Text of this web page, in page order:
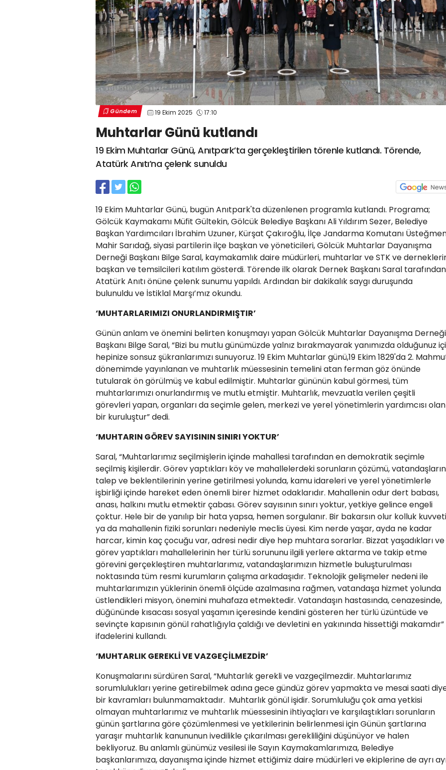
Gündem 19 Ekim 2025 17:10
Muhtarlar Günü kutlandı
19 Ekim Muhtarlar Günü, Anıtpark’ta gerçekleştirilen törenle kutlandı. Törende,
Atatürk Anıtı’na çelenk sunuldu
19 Ekim Muhtarlar Günü, bugün Anıtpark'ta düzenlenen programla kutlandı. Programa;
Gölcük Kaymakamı Müfit Gültekin, Gölcük Belediye Başkanı Ali Yıldırım Sezer, Belediye
Başkan Yardımcıları İbrahim Uzuner, Kürşat Çakıroğlu, İlçe Jandarma Komutanı
Mahir Sarıdağ, siyasi partilerin ilçe başkan ve yöneticileri, Gölcük Muhtarlar Dayanışma
Derneği Başkanı Bilge Saral, kaymakamlık daire müdürleri, muhtarlar ve STK ve
başkan ve temsilcileri katılım gösterdi. Törende ilk olarak Dernek Başkanı Saral tarafından
Atatürk Anıtı önüne çelenk sunumu yapıldı. Ardından bir dakikalık saygı duruşunda
bulunuldu ve İstiklal Marşı’mız okundu.
‘MUHTARLARIMIZI ONURLANDIRMIŞTIR’
Günün anlam ve önemini belirten konuşmayı yapan Gölcük Muhtarlar Dayanışma Derneği
Başkanı Bilge Saral, “Bizi bu mutlu günümüzde yalnız bırakmayarak yanımızda olduğunuz
hepinize sonsuz şükranlarımızı sunuyoruz. 19 Ekim Muhtarlar günü,19 Ekim 1829'da 2.
dönemimde yayınlanan ve muhtarlık müessesinin temelini atan ferman göz önünde
tutularak ön görülmüş ve kabul edilmiştir. Muhtarlar gününün kabul görmesi, tüm
muhtarlarımızı onurlandırmış ve mutlu etmiştir. Muhtarlık, mevzuatla verilen çeşitli
görevleri yapan, organları da seçimle gelen, merkezi ve yerel yönetimlerin yardımcısı olan
bir kuruluştur” dedi.
‘MUHTARIN GÖREV SAYISININ SINIRI YOKTUR’
Saral, “Muhtarlarımız seçilmişlerin içinde mahallesi tarafından en demokratik seçimle
seçilmiş kişilerdir. Görev yaptıkları köy ve mahallelerdeki sorunların çözümü, vatandaşların
talep ve beklentilerinin yerine getirilmesi yolunda, kamu idareleri ve yerel yönetimlerle
işbirliği içinde hareket eden önemli birer hizmet odaklarıdır. Mahallenin odur dert babası,
anası, halkını mutlu etmektir çabası. Görev sayısının sınırı yoktur, yetkiye gelince engeli
çoktur. Hele bir de yanılıp bir hata yapsa, hemen sorgulanır. Bir bakarsın olur kolluk
ya da mahallenin fiziki sorunları nedeniyle meclis üyesi. Kim nerde yaşar, ayda ne kadar
harcar, kimin kaç çocuğu var, adresi nedir diye hep muhtara sorarlar. Bizzat yaşadıkları ve
görev yaptıkları mahallelerinin her türlü sorununu ilgili yerlere aktarma ve takip etme
görevini gerçekleştiren muhtarlarımız, vatandaşlarımızın hizmetle buluşturulması
noktasında tüm resmi kurumların çalışma arkadaşıdır. Teknolojik gelişmeler nedeni ile
muhtarlarımızın yüklerinin önemli ölçüde azalmasına rağmen, vatandaşa hizmet yolunda
üstlendikleri misyon, önemini muhafaza etmektedir. Vatandaşın hastasında, cenazesinde,
düğününde kısacası sosyal yaşamın içeresinde kendini gösteren her türlü üzüntüde ve
sevinçte kapısının gönül rahatlığıyla çaldığı ve devletini en yakınında hissettiği makamdır”
ifadelerini kullandı.
‘MUHTARLIK GEREKLİ VE VAZGEÇİLMEZDİR’
Konuşmalarını sürdüren Saral, “Muhtarlık gerekli ve vazgeçilmezdir. Muhtarlarımız
sorumlulukları yerine getirebilmek adına gece gündüz görev yapmakta ve mesai saati
bir kavramları bulunmamaktadır. Muhtarlık gönül işidir. Sorumluluğu çok ama yetkisi
olmayan muhtarlarımız ve muhtarlık müessesinin ihtiyaçları ve karşılaştıkları sorunların
günün şartlarına göre çözümlenmesi ve yetkilerinin belirlenmesi için Günün şartlarına
yaraşır muhtarlık kanununun ivedilikle çıkarılması gerekliliğini düşünüyor ve halen
bekliyoruz. Bu anlamlı günümüz vesilesi ile Sayın Kaymakamlarımıza, Belediye
başkanlarımıza, dayanışma içinde hizmet ettiğimiz daire müdürleri ve ekiplerine de ayrı